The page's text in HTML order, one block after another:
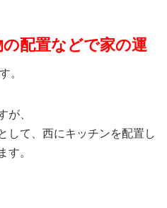
配置などで家の運
。
が、
して、西にキッチンを配置し
す。